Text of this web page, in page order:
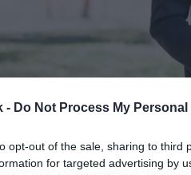
- Do Not Process My
opt-out of the sale, sharing to third
for targeted advertising by
18 de
Guardar